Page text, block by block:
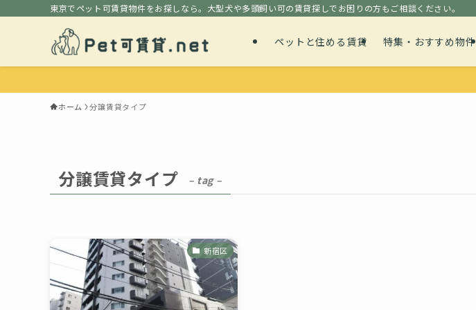
東京でペット可賃貸物件をお探しなら。大型犬や多頭飼い可の賃貸探しでお困りの方もご相談ください。
ペットと住める賃貸 特集・おすすめ物件
ホーム 分譲賃貸タイプ
分譲賃貸タイプ – tag –
新宿区